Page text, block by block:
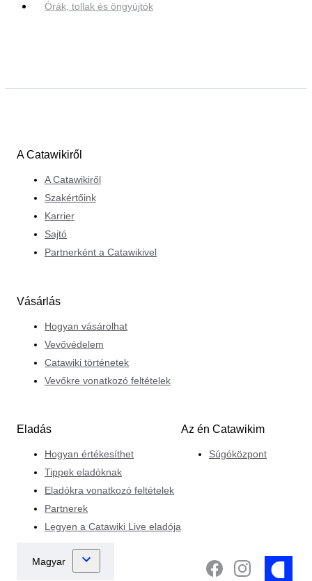
Órák, tollak és öngyújtók
A Catawikiről
A Catawikiről
Szakértőink
Karrier
Sajtó
Partnerként a Catawikivel
Vásárlás
Hogyan vásárolhat
Vevővédelem
Catawiki történetek
Vevőkre vonatkozó feltételek
Eladás
Hogyan értékesíthet
Tippek eladóknak
Eladókra vonatkozó feltételek
Partnerek
Legyen a Catawiki Live eladója
Az én Catawikim
Súgóközpont